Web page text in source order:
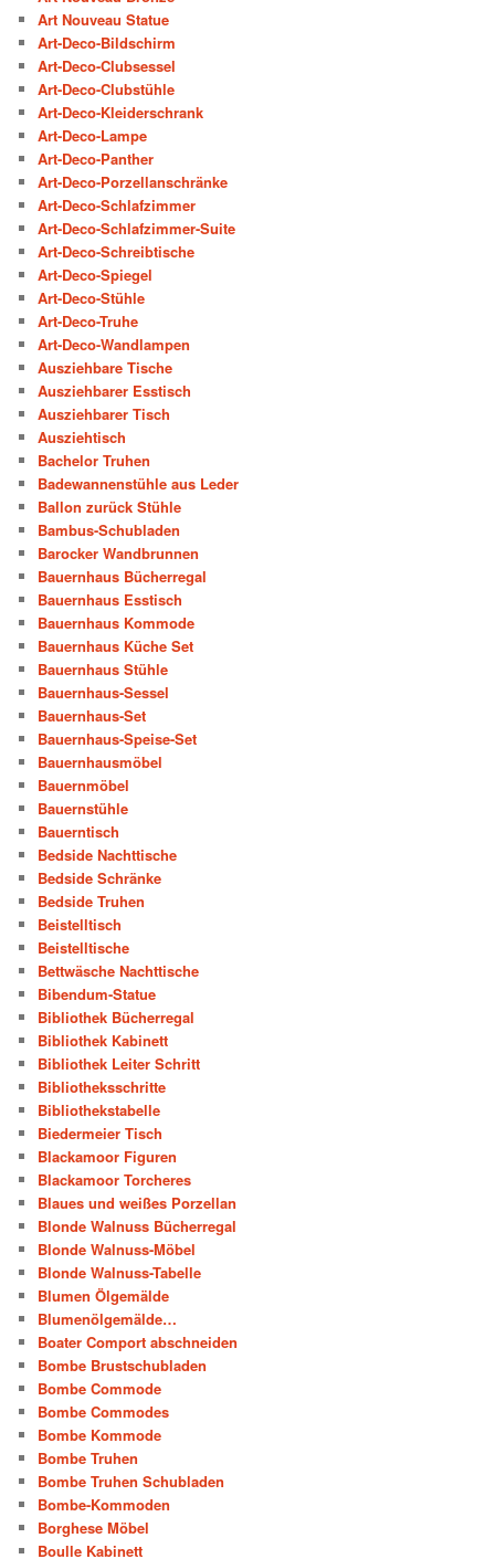
Art Nouveau Statue
Art-Deco-Bildschirm
Art-Deco-Clubsessel
Art-Deco-Clubstühle
Art-Deco-Kleiderschrank
Art-Deco-Lampe
Art-Deco-Panther
Art-Deco-Porzellanschränke
Art-Deco-Schlafzimmer
Art-Deco-Schlafzimmer-Suite
Art-Deco-Schreibtische
Art-Deco-Spiegel
Art-Deco-Stühle
Art-Deco-Truhe
Art-Deco-Wandlampen
Ausziehbare Tische
Ausziehbarer Esstisch
Ausziehbarer Tisch
Ausziehtisch
Bachelor Truhen
Badewannenstühle aus Leder
Ballon zurück Stühle
Bambus-Schubladen
Barocker Wandbrunnen
Bauernhaus Bücherregal
Bauernhaus Esstisch
Bauernhaus Kommode
Bauernhaus Küche Set
Bauernhaus Stühle
Bauernhaus-Sessel
Bauernhaus-Set
Bauernhaus-Speise-Set
Bauernhausmöbel
Bauernmöbel
Bauernstühle
Bauerntisch
Bedside Nachttische
Bedside Schränke
Bedside Truhen
Beistelltisch
Beistelltische
Bettwäsche Nachttische
Bibendum-Statue
Bibliothek Bücherregal
Bibliothek Kabinett
Bibliothek Leiter Schritt
Bibliotheksschritte
Bibliothekstabelle
Biedermeier Tisch
Blackamoor Figuren
Blackamoor Torcheres
Blaues und weißes Porzellan
Blonde Walnuss Bücherregal
Blonde Walnuss-Möbel
Blonde Walnuss-Tabelle
Blumen Ölgemälde
Blumenölgemälde…
Boater Comport abschneiden
Bombe Brustschubladen
Bombe Commode
Bombe Commodes
Bombe Kommode
Bombe Truhen
Bombe Truhen Schubladen
Bombe-Kommoden
Borghese Möbel
Boulle Kabinett